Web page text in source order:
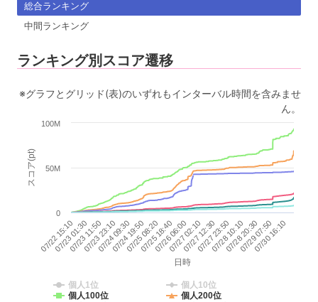
総合ランキング
中間ランキング
ランキング別スコア遷移
※グラフとグリッド(表)のいずれもインターバル時間を含みませ
ん。
日時
スコア(pt)
07/22 15:10
07/23 01:30
07/23 11:50
07/23 23:10
07/24 09:30
07/24 19:50
07/25 08:20
07/25 18:40
07/26 06:00
07/27 02:10
07/27 12:30
07/27 23:50
07/28 10:10
07/28 20:30
07/29 07:50
07/30 16:10
0
100M
50M
個人1位
個人10位
個人100位
個人200位